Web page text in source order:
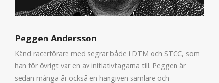
Peggen Andersson
Känd racerförare med segrar både i DTM och STCC, som
han för övrigt var en av initiativtagarna till. Peggen är
sedan många år också en hängiven samlare och